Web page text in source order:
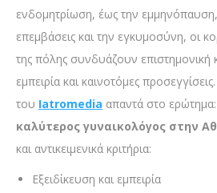
ενδομητρίωση, έως την εμμηνόπαυση,
επεμβάσεις και την εγκυμοσύνη, οι
της πόλης συνδυάζουν επιστημονική
εμπειρία και καινοτόμες
του Iatromedia απαντά στο ερώτημα:
καλύτερος γυναικολόγος στην
και αντικειμενικά κριτήρια:
Εξειδίκευση και εμπειρία